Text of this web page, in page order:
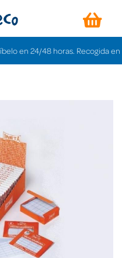
24/48 horas. Recogida en